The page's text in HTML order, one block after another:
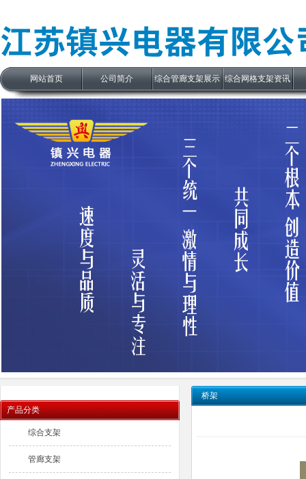
网站首页 公司简介 综合管廊支架展示 综合网格支架资讯
桥架
产品分类
综合支架
管廊支架